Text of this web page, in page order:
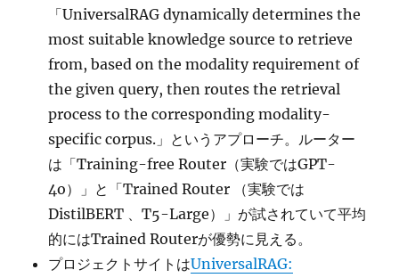
「UniversalRAG dynamically determines the
most suitable knowledge source to retrieve
from, based on the modality requirement of
the given query, then routes the retrieval
process to the corresponding modality-
specific corpus.」というアプローチ。ルーター
は「Training-free Router（実験ではGPT-
4o）」と「Trained Router （実験では
DistilBERT 、T5-Large）」が試されていて平均
的にはTrained Routerが優勢に見える。
プロジェクトサイトはUniversalRAG: